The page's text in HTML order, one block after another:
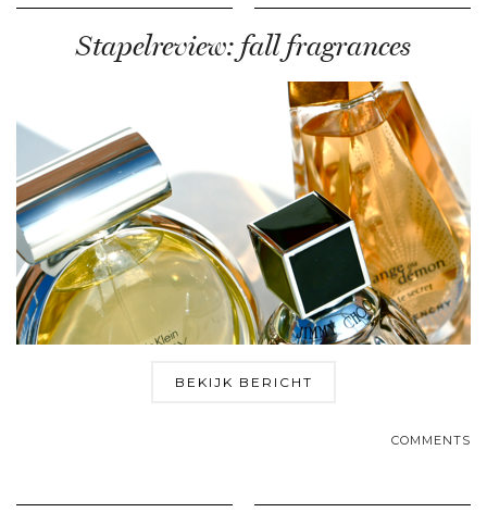
Stapelreview: fall fragrances
BEKIJK BERICHT
COMMENTS